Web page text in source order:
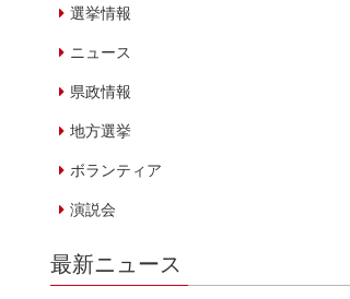
選挙情報
ニュース
県政情報
地方選挙
ボランティア
演説会
最新ニュース